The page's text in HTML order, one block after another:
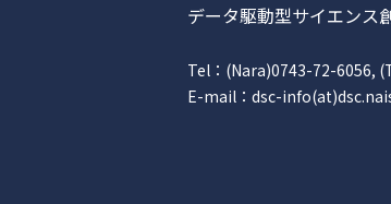
データ駆動型サイエンス
Tel：(Nara)0743-72-6056,
E-mail：dsc-